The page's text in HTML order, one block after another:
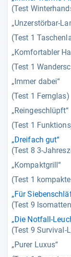
(Test
„Unzerstörbar-
(Test 1
„Komfortabler
(Test 1
„Immer dabei“
(Test 1 Fernglas)
„Reingeschlüpft“
(Test 1
„Dreifach gut“
(Test 8 3-
„Kompaktgrill“
(Test 1
„Für
(Test 9
„Die Notfall-
(Test 9 Survival-
„Purer Luxus“